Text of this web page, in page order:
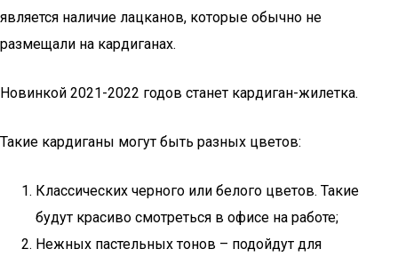
является наличие лацканов, которые обычно не
размещали на кардиганах.
Новинкой 2021-2022 годов станет кардиган-жилетка.
Такие кардиганы могут быть разных цветов:
Классических черного или белого цветов. Такие
будут красиво смотреться в офисе на работе;
Нежных пастельных тонов – подойдут для